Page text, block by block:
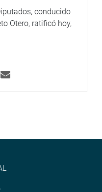
conducido
Otero, ratificó hoy,